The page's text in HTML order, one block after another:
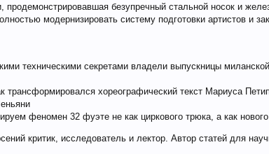
продемонстрировавшая безупречный стальной носок и
модернизировать систему подготовки артистов и
техническими секретами владели выпускницы
трансформировался хореографический текст Мариуса
феномен 32 фуэте не как циркового трюка, а как
критик, исследователь и лектор. Автор статей для